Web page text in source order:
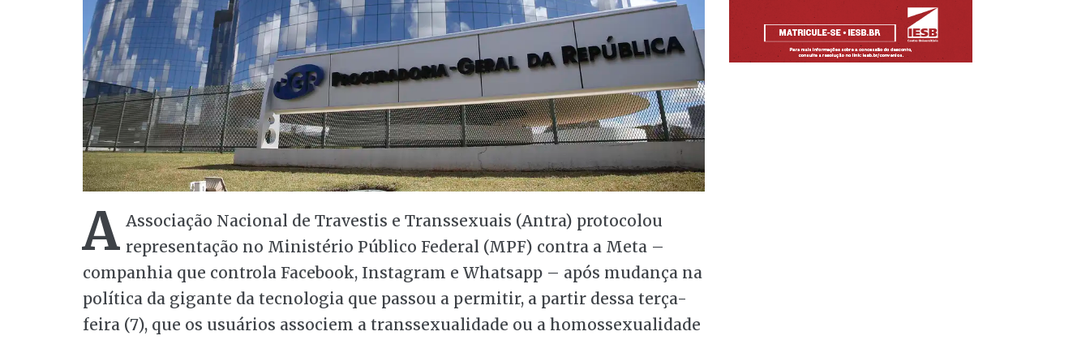
A Associação Nacional de Travestis e Transsexuais (Antra) protocolou
representação no Ministério Público Federal (MPF) contra a Meta –
companhia que controla Facebook, Instagram e Whatsapp – após mudança na
política da gigante da tecnologia que passou a permitir, a partir dessa terça-
feira (7), que os usuários associem a transsexualidade ou a homossexualidade